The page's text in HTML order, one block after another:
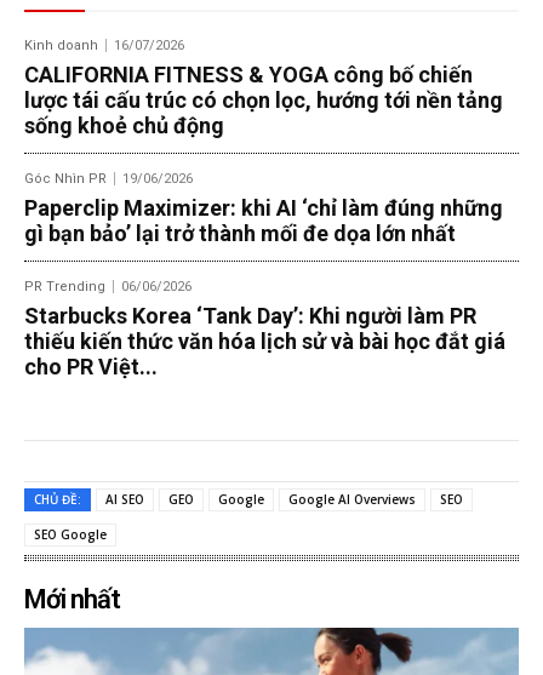
Kinh doanh 16/07/2026
CALIFORNIA FITNESS & YOGA công bố chiến
lược tái cấu trúc có chọn lọc, hướng tới nền tảng
sống khoẻ chủ động
Góc Nhìn PR 19/06/2026
Paperclip Maximizer: khi AI ‘chỉ làm đúng những
gì bạn bảo’ lại trở thành mối đe dọa lớn nhất
PR Trending 06/06/2026
Starbucks Korea ‘Tank Day’: Khi người làm PR
thiếu kiến thức văn hóa lịch sử và bài học đắt giá
cho PR Việt...
CHỦ ĐỀ: AI SEO GEO Google Google AI Overviews SEO
SEO Google
Mới nhất